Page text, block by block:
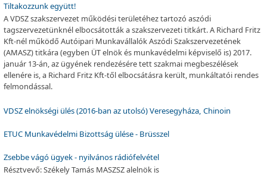
Tiltakozzunk együtt!
A VDSZ szakszervezet működési területéhez tartozó aszódi
tagszervezetünknél elbocsátották a szakszervezeti titkárt. A Richard Fritz
Kft-nél működő Autóipari Munkavállalók Aszódi Szakszervezetének
(AMASZ) titkára (egyben ÜT elnök és munkavédelmi képviselő is) 2017.
január 13-án, az ügyének rendezésére tett szakmai megbeszélések
ellenére is, a Richard Fritz Kft-től elbocsátásra került, munkáltatói rendes
felmondással.
VDSZ elnökségi ülés (2016-ban az utolsó) Veresegyháza, Chinoin
ETUC Munkavédelmi Bizottság ülése - Brüsszel
Zsebbe vágó ügyek - nyilvános rádiófelvétel
Résztvevő: Székely Tamás MASZSZ alelnök is